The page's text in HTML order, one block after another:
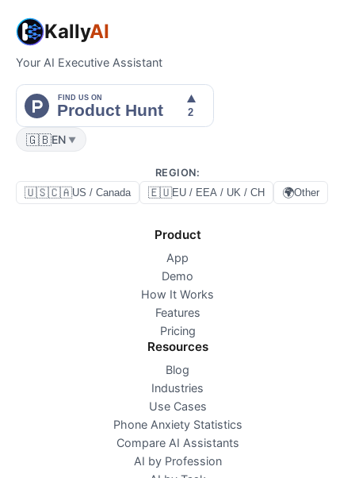
KallyAI
Your AI Executive Assistant
🇬🇧EN ▼
REGION:
🇺🇸🇨🇦US / Canada 🇪🇺EU / EEA / UK / CH 🌍Other
Product
App
Demo
How It Works
Features
Pricing
Resources
Blog
Industries
Use Cases
Phone Anxiety Statistics
Compare AI Assistants
AI by Profession